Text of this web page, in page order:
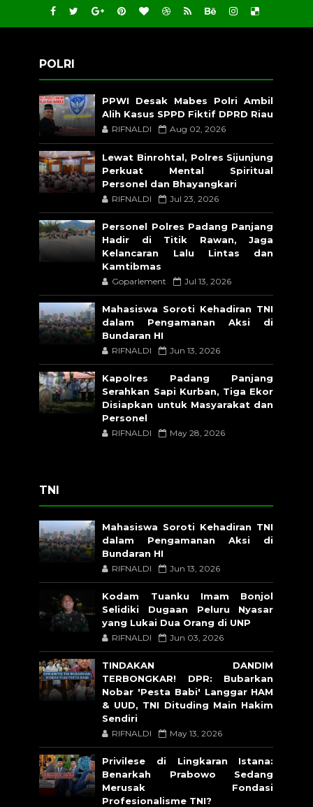
POLRI
PPWI Desak Mabes Polri Ambil
Alih Kasus SPPD Fiktif DPRD Riau
RIFNALDI Aug 02, 2026
Lewat Binrohtal, Polres Sijunjung
Perkuat Mental Spiritual
Personel dan Bhayangkari
RIFNALDI Jul 23, 2026
Personel Polres Padang Panjang
Hadir di Titik Rawan, Jaga
Kelancaran Lalu Lintas dan
Kamtibmas
Goparlement Jul 13, 2026
Mahasiswa Soroti Kehadiran TNI
dalam Pengamanan Aksi di
Bundaran HI
RIFNALDI Jun 13, 2026
Kapolres Padang Panjang
Serahkan Sapi Kurban, Tiga Ekor
Disiapkan untuk Masyarakat dan
Personel
RIFNALDI May 28, 2026
TNI
Mahasiswa Soroti Kehadiran TNI
dalam Pengamanan Aksi di
Bundaran HI
RIFNALDI Jun 13, 2026
Kodam Tuanku Imam Bonjol
Selidiki Dugaan Peluru Nyasar
yang Lukai Dua Orang di UNP
RIFNALDI Jun 03, 2026
TINDAKAN DANDIM
TERBONGKAR! DPR: Bubarkan
Nobar 'Pesta Babi' Langgar HAM
& UUD, TNI Dituding Main Hakim
Sendiri
RIFNALDI May 13, 2026
Privilese di Lingkaran Istana:
Benarkah Prabowo Sedang
Merusak Fondasi
Profesionalisme TNI?